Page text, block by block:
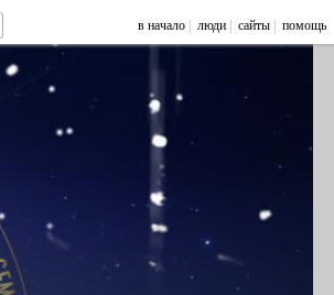
в начало люди сайты помощь